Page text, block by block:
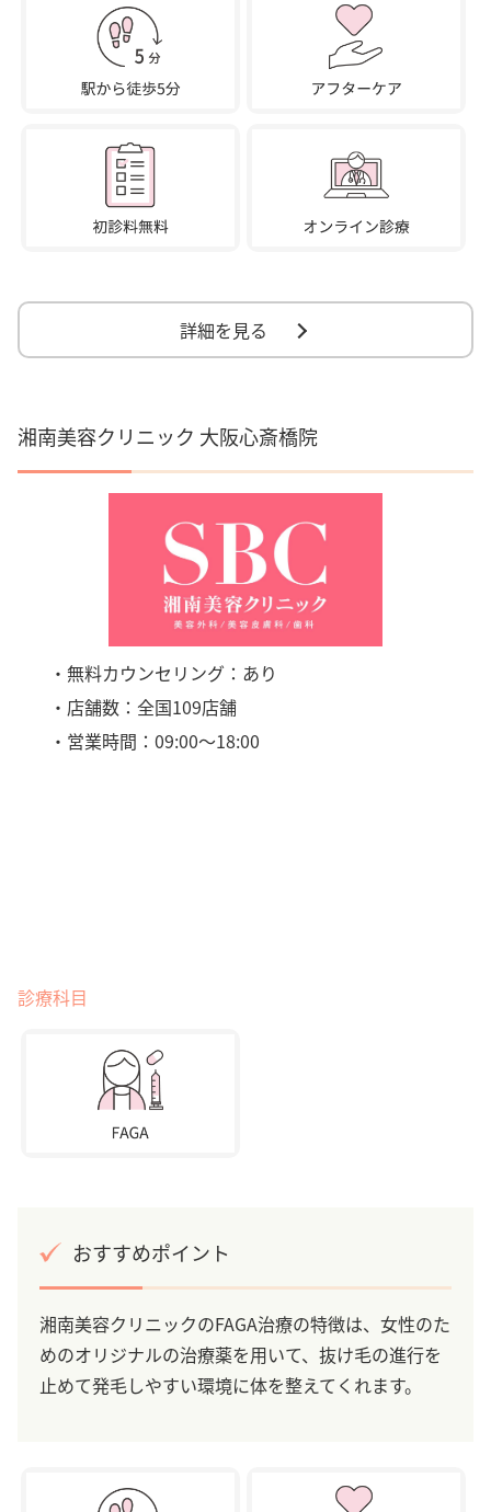
詳細を見る
湘南美容クリニック 大阪心斎橋院
・無料カウンセリング：あり
・店舗数：全国109店舗
・営業時間：09:00〜18:00
診療科目
おすすめポイント
湘南美容クリニックのFAGA治療の特徴は、女性のた
めのオリジナルの治療薬を用いて、抜け毛の進行を
止めて発毛しやすい環境に体を整えてくれます。